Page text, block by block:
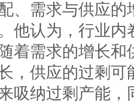
、需求与供应
他认为，行业
着需求的增长
，供应的过剩
吸纳过剩产能